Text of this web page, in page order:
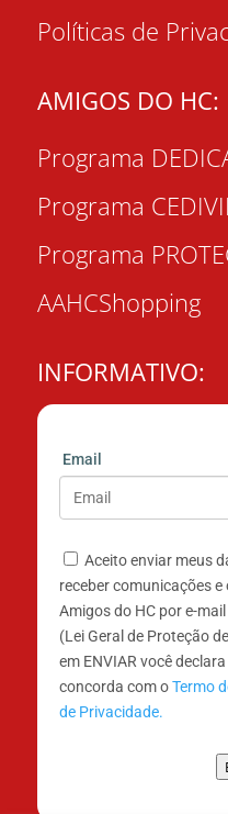
Políticas de
AMIGOS DO HC:
Programa
Programa
Programa
AAHCShopping
INFORMATIVO:
Email
Aceito enviar meus
receber comunicações
Amigos do HC por e-
(Lei Geral de Proteção
em ENVIAR você
concorda com oTermo
de Privacidade.